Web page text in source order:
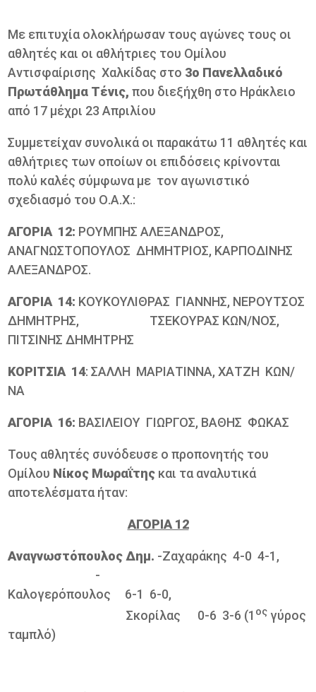
Με επιτυχία ολοκλήρωσαν τους αγώνες τους οι
αθλητές και οι αθλήτριες του Ομίλου
Αντισφαίρισης Χαλκίδας στο 3ο Πανελλαδικό
Πρωτάθλημα Τένις, που διεξήχθη στο Ηράκλειο
από 17 μέχρι 23 Απριλίου
Συμμετείχαν συνολικά οι παρακάτω 11 αθλητές και
αθλήτριες των οποίων οι επιδόσεις κρίνονται
πολύ καλές σύμφωνα με τον αγωνιστικό
σχεδιασμό του Ο.Α.Χ.:
ΑΓΟΡΙΑ 12: ΡΟΥΜΠΗΣ ΑΛΕΞΑΝΔΡΟΣ,
ΑΝΑΓΝΩΣΤΟΠΟΥΛΟΣ ΔΗΜΗΤΡΙΟΣ, ΚΑΡΠΟΔΙΝΗΣ
ΑΛΕΞΑΝΔΡΟΣ.
ΑΓΟΡΙΑ 14: ΚΟΥΚΟΥΛΙΘΡΑΣ ΓΙΑΝΝΗΣ, ΝΕΡΟΥΤΣΟΣ
ΔΗΜΗΤΡΗΣ, ΤΣΕΚΟΥΡΑΣ ΚΩΝ/ΝΟΣ,
ΠΙΤΣΙΝΗΣ ΔΗΜΗΤΡΗΣ
ΚΟΡΙΤΣΙΑ 14: ΣΑΛΛΗ ΜΑΡΙΑΤΙΝΝΑ, ΧΑΤΖΗ ΚΩΝ/
ΝΑ
ΑΓΟΡΙΑ 16: ΒΑΣΙΛΕΙΟΥ ΓΙΩΡΓΟΣ, ΒΑΘΗΣ ΦΩΚΑΣ
Τους αθλητές συνόδευσε ο προπονητής του
Ομίλου Νίκος Μωραΐτης και τα αναλυτικά
αποτελέσματα ήταν:
ΑΓΟΡΙΑ 12
Αναγνωστόπουλος Δημ. -Ζαχαράκης 4-0 4-1,
-
Καλογερόπουλος 6-1 6-0,
Σκορίλας 0-6 3-6 (1 ος γύρος
ταμπλό)